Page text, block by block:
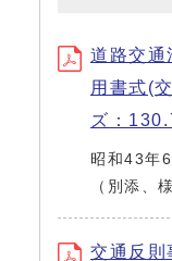
道路交通
用書式(
ズ：
昭和43年
（別添、
交通反則